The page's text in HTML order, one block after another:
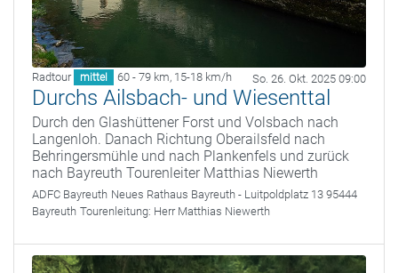
Radtour mittel 60 - 79 km, 15-18 km/h So. 26. Okt. 2025 09:00
Durchs Ailsbach- und Wiesenttal
Durch den Glashüttener Forst und Volsbach nach
Langenloh. Danach Richtung Oberailsfeld nach
Behringersmühle und nach Plankenfels und zurück
nach Bayreuth Tourenleiter Matthias Niewerth
ADFC Bayreuth Neues Rathaus Bayreuth - Luitpoldplatz 13 95444
Bayreuth Tourenleitung: Herr Matthias Niewerth